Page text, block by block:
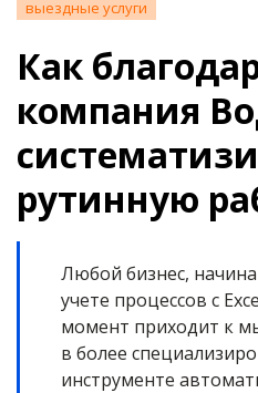
выездные услуги
Как
компания
рутинную
Любой бизнес,
учете процессов с
момент приходит к
в более
инструменте